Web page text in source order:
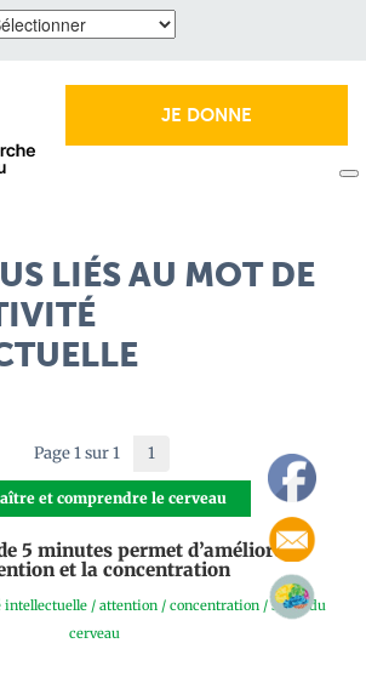
JE DONNE
LIÉS AU MOT DE
Page 1 sur 1 1
et comprendre le cerveau
5 minutes permet d’améliorer
et la concentration
intellectuelle / attention / concentration /santé du
cerveau